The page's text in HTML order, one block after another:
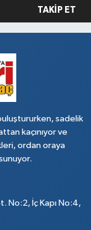
TAKIP ET
sadelik
kaçınıyor ve
ordan oraya
No:2, İç Kapı No:4,